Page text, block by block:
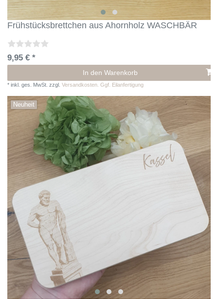
Frühstücksbrettchen aus Ahornholz WASCHBÄR
9,95 € *
In den Warenkorb
* inkl. ges. MwSt. zzgl. Versandkosten. Ggf. Eilanfertigung
Neuheit